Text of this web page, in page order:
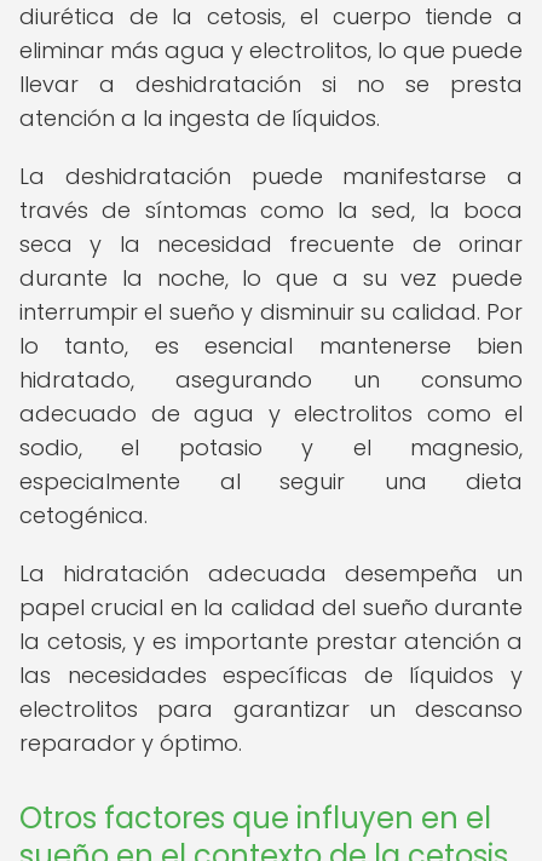
diurética de la cetosis, el cuerpo tiende a
eliminar más agua y electrolitos, lo que puede
llevar a deshidratación si no se presta
atención a la ingesta de líquidos.
La deshidratación puede manifestarse a
través de síntomas como la sed, la boca
seca y la necesidad frecuente de orinar
durante la noche, lo que a su vez puede
interrumpir el sueño y disminuir su calidad. Por
lo tanto, es esencial mantenerse bien
hidratado, asegurando un consumo
adecuado de agua y electrolitos como el
sodio, el potasio y el magnesio,
especialmente al seguir una dieta
cetogénica.
La hidratación adecuada desempeña un
papel crucial en la calidad del sueño durante
la cetosis, y es importante prestar atención a
las necesidades específicas de líquidos y
electrolitos para garantizar un descanso
reparador y óptimo.
Otros factores que influyen en el